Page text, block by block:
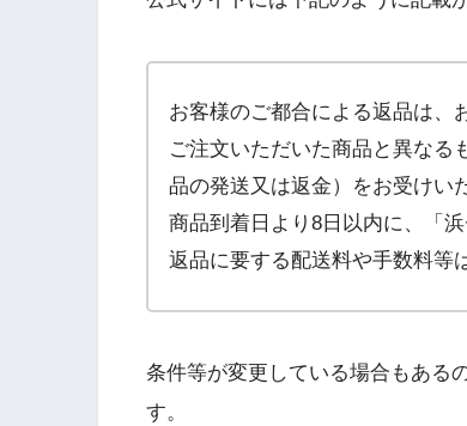
お客様のご都合による返品は、
ご注文いただいた商品と異なる
品の発送又は返金）をお受けい
商品到着日より8日以内に、「
返品に要する配送料や手数料等
条件等が変更している場合もある
す。